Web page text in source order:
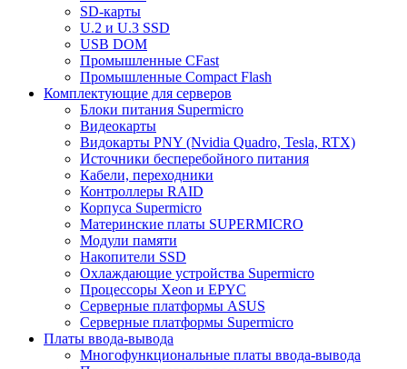
SD-карты
U.2 и U.3 SSD
USB DOM
Промышленные CFast
Промышленные Compact Flash
Комплектующие для серверов
Блоки питания Supermicro
Видеокарты
Видокарты PNY (Nvidia Quadro, Tesla, RTX)
Источники бесперебойного питания
Кабели, переходники
Контроллеры RAID
Корпуса Supermicro
Материнские платы SUPERMICRO
Модули памяти
Накопители SSD
Охлаждающие устройства Supermicro
Процессоры Xeon и EPYC
Серверные платформы ASUS
Серверные платформы Supermicro
Платы ввода-вывода
Многофункциональные платы ввода-вывода